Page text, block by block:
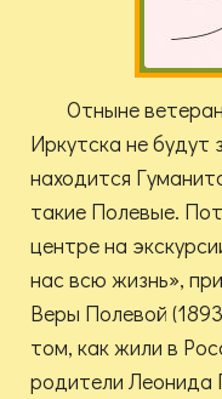
Отныне
Иркутска не будут
находится
такие Полевые.
центре на
нас всю жизнь»,
Веры Полевой
том, как жили в
родители Леонида